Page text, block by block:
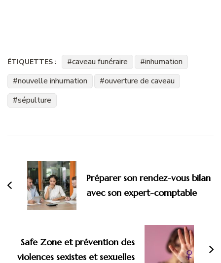
ÉTIQUETTES : caveau funéraire
inhumation
nouvelle inhumation
ouverture de caveau
sépulture
d'article
Préparer son rendez-vous bilan
avec son expert-comptable
Safe Zone et prévention des
violences sexistes et sexuelles